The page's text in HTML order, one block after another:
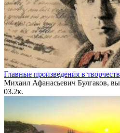
Главные произведения в
Михаил Афанасьевич Булгаков,
03.2к.